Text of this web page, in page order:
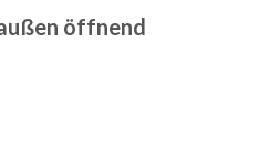
öffnend